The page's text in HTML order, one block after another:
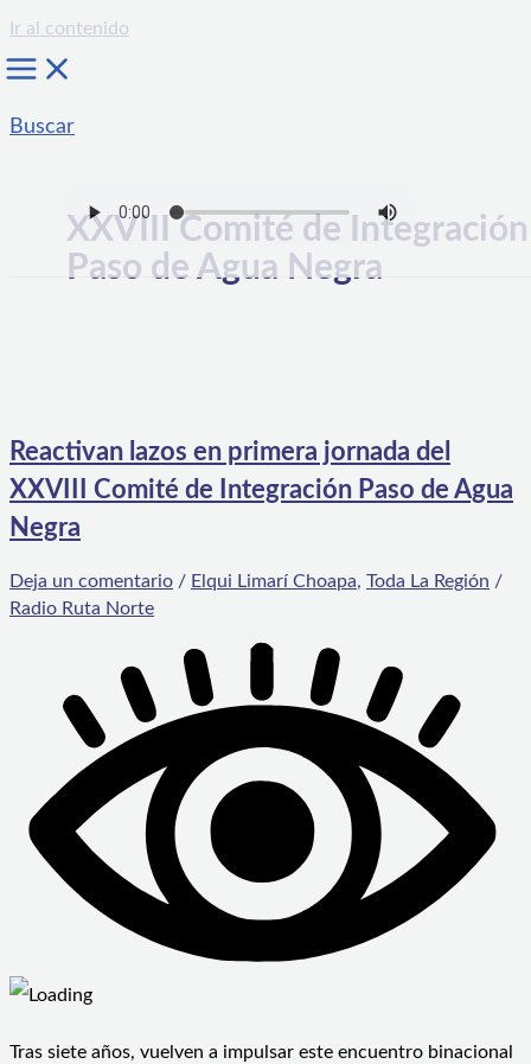
Ir al contenido
Buscar
XXVIII Comité de Integración
Paso de Agua Negra
Reactivan lazos en primera jornada del
XXVIII Comité de Integración Paso de Agua
Negra
Deja un comentario / Elqui Limarí Choapa, Toda La Región /
Radio Ruta Norte
Tras siete años, vuelven a impulsar este encuentro binacional